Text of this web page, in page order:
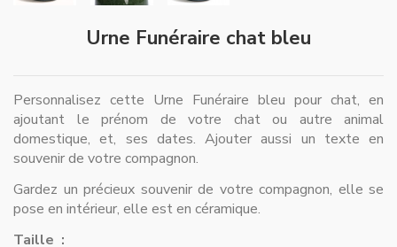
Urne Funéraire chat bleu
Personnalisez cette Urne Funéraire bleu pour chat, en
ajoutant le prénom de votre chat ou autre animal
domestique, et, ses dates. Ajouter aussi un texte en
souvenir de votre compagnon.
Gardez un précieux souvenir de votre compagnon, elle se
pose en intérieur, elle est en céramique.
Taille :